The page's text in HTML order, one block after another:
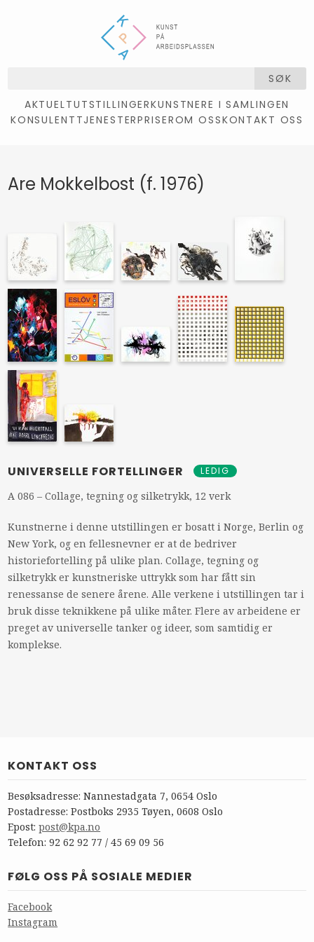
SØK
AKTUELTUTSTILLINGERKUNSTNERE I SAMLINGEN
KONSULENTTJENESTERPRISEROM OSSKONTAKT OSS
Are Mokkelbost (f. 1976)
UNIVERSELLE FORTELLINGER LEDIG
A 086 – Collage, tegning og silketrykk, 12 verk
Kunstnerne i denne utstillingen er bosatt i Norge, Berlin og
New York, og en fellesnevner er at de bedriver
historiefortelling på ulike plan. Collage, tegning og
silketrykk er kunstneriske uttrykk som har fått sin
renessanse de senere årene. Alle verkene i utstillingen tar i
bruk disse teknikkene på ulike måter. Flere av arbeidene er
preget av universelle tanker og ideer, som samtidig er
komplekse.
KONTAKT OSS
Besøksadresse: Nannestadgata 7, 0654 Oslo
Postadresse: Postboks 2935 Tøyen, 0608 Oslo
Epost:post@kpa.no
Telefon: 92 62 92 77 / 45 69 09 56
FØLG OSS PÅ SOSIALE MEDIER
Facebook
Instagram